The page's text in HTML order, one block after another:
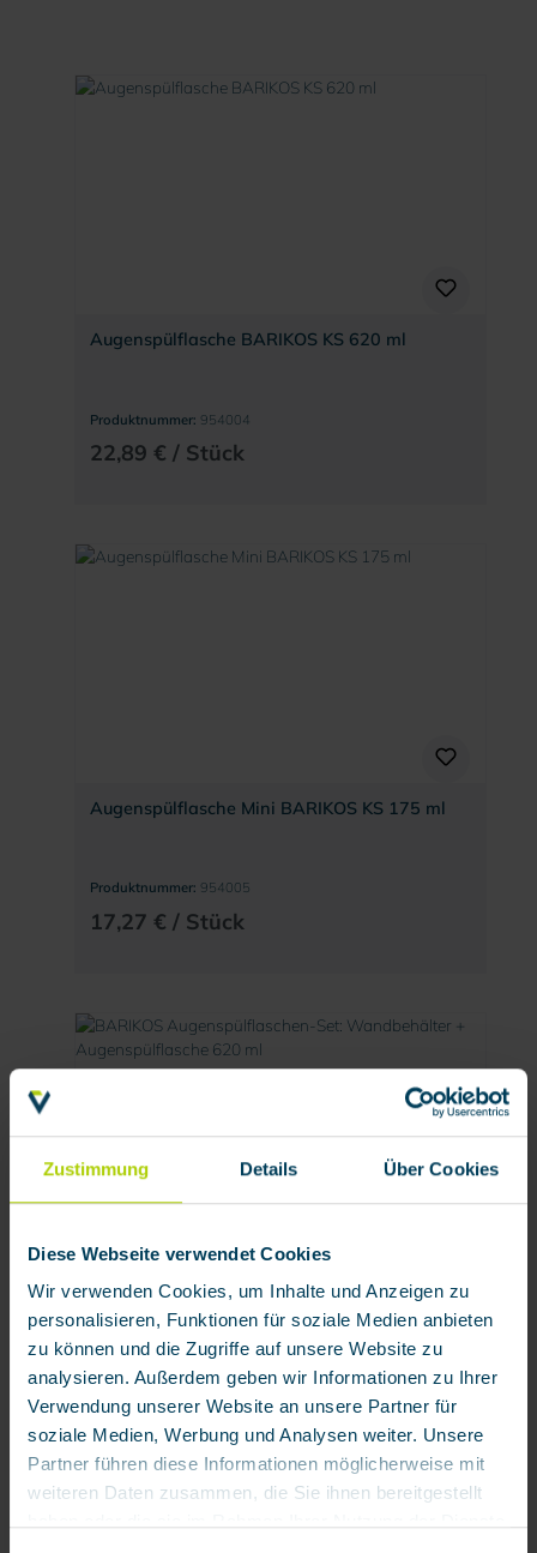
Zustimmung Details Über Cookies
Diese Webseite verwendet Cookies
Wir verwenden Cookies, um Inhalte und Anzeigen zu
personalisieren, Funktionen für soziale Medien anbieten
zu können und die Zugriffe auf unsere Website zu
analysieren. Außerdem geben wir Informationen zu Ihrer
Verwendung unserer Website an unsere Partner für
soziale Medien, Werbung und Analysen weiter. Unsere
Partner führen diese Informationen möglicherweise mit
weiteren Daten zusammen, die Sie ihnen bereitgestellt
Augenspülflasche BARIKOS KS 620 ml
Produktnummer: 954004
22,89 € / Stück
Augenspülflasche Mini BARIKOS KS 175 ml
Produktnummer: 954005
17,27 € / Stück
Wandbehälter + Augenspülflasche 620 ml
Produktnummer:200008
Verfügbar
44,07 € / Stück